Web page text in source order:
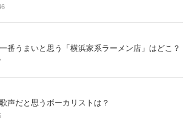
番うまいと思う「横浜家系ラーメン店」はどこ？
声だと思うボーカリストは？